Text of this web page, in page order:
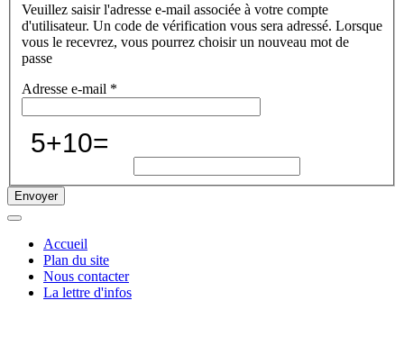
Veuillez saisir l'adresse e-mail associée à votre compte
d'utilisateur. Un code de vérification vous sera adressé. Lorsque
vous le recevrez, vous pourrez choisir un nouveau mot de
passe
Adresse e-mail *
Envoyer
Accueil
Plan du site
Nous contacter
La lettre d'infos